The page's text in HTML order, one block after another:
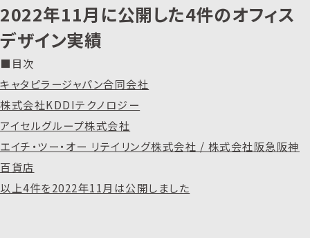
2022年11月に公開した4件のオフィス
デザイン実績
■目次
キャタピラージャパン合同会社
株式会社KDDIテクノロジー
アイセルグループ株式会社
エイチ・ツー・オー リテイリング株式会社 / 株式会社阪急阪神
百貨店
以上4件を2022年11月は公開しました